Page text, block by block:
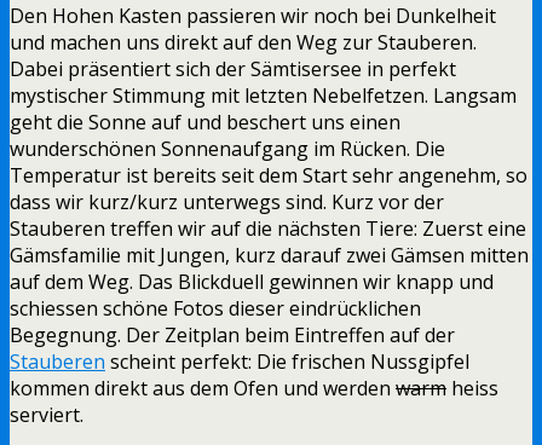
Den Hohen Kasten passieren wir noch bei Dunkelheit
und machen uns direkt auf den Weg zur Stauberen.
Dabei präsentiert sich der Sämtisersee in perfekt
mystischer Stimmung mit letzten Nebelfetzen. Langsam
geht die Sonne auf und beschert uns einen
wunderschönen Sonnenaufgang im Rücken. Die
Temperatur ist bereits seit dem Start sehr angenehm, so
dass wir kurz/kurz unterwegs sind. Kurz vor der
Stauberen treffen wir auf die nächsten Tiere: Zuerst eine
Gämsfamilie mit Jungen, kurz darauf zwei Gämsen mitten
auf dem Weg. Das Blickduell gewinnen wir knapp und
schiessen schöne Fotos dieser eindrücklichen
Begegnung. Der Zeitplan beim Eintreffen auf der
Stauberen scheint perfekt: Die frischen Nussgipfel
kommen direkt aus dem Ofen und werden warm heiss
serviert.